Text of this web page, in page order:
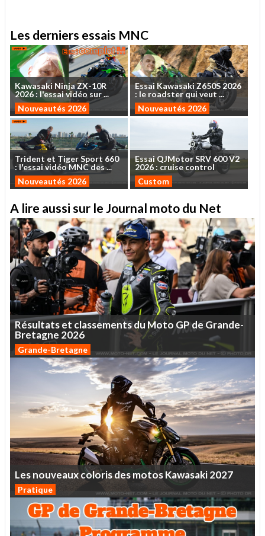
Les derniers essais MNC
Kawasaki NinjaZX-10R
2026: l'essaividéo sur...
Nouveautés 2026
Essai KawasakiZ650S 2026
: le roadsterquiveut ...
Nouveautés 2026
Trident et TigerSport 660
: l'essaividéoMNCdes...
Nouveautés 2026
EssaiQJMotorSRV 600V2
2026 : cruise control
Custom
A lire aussi sur le Journal moto du Net
Résultatset classementsdu MotoGP de Grande-
Bretagne 2026
Grande-Bretagne
LesnouveauxcolorisdesmotosKawasaki2027
Pratique